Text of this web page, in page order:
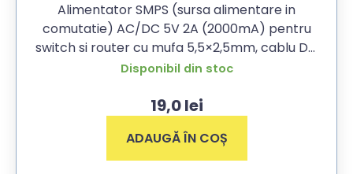
Alimentator SMPS (sursa alimentare in
comutatie) AC/DC 5V 2A (2000mA) pentru
switch si router cu mufa 5,5×2,5mm, cablu DC
85cm
Disponibil din stoc
19,0lei
ADAUGĂ ÎN COȘ